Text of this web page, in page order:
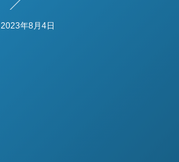
2023年8月4日